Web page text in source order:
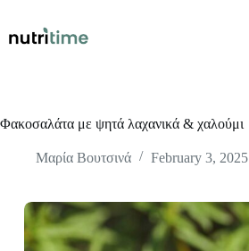
content
Φακοσαλάτα με ψητά λαχανικά & χαλούμι
Μαρία Βουτσινά February 3, 2025